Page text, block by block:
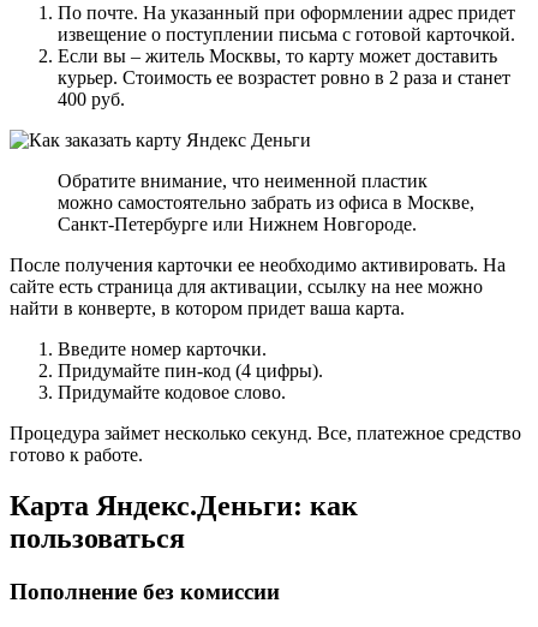
По почте. На указанный при оформлении адрес придет
извещение о поступлении письма с готовой карточкой.
Если вы – житель Москвы, то карту может доставить
курьер. Стоимость ее возрастет ровно в 2 раза и станет
400 руб.
Обратите внимание, что неименной пластик
можно самостоятельно забрать из офиса в Москве,
Санкт-Петербурге или Нижнем Новгороде.
После получения карточки ее необходимо активировать. На
сайте есть страница для активации, ссылку на нее можно
найти в конверте, в котором придет ваша карта.
Введите номер карточки.
Придумайте пин-код (4 цифры).
Придумайте кодовое слово.
Процедура займет несколько секунд. Все, платежное средство
готово к работе.
Карта Яндекс.Деньги: как
пользоваться
Пополнение без комиссии